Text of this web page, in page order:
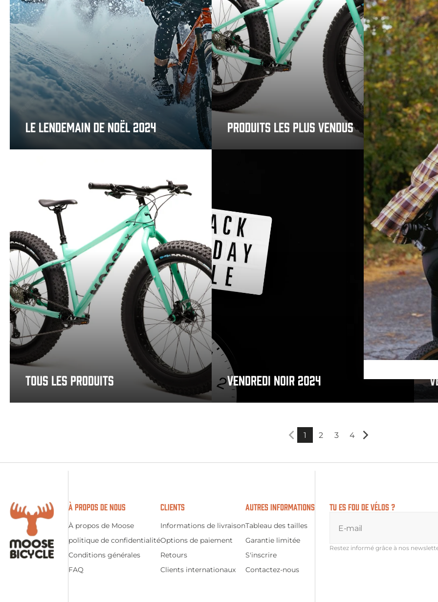
LE LENDEMAIN DE NOËL 2024 PRODUITS LES PLUS VENDUS
TOUS LES PRODUITS VENDREDI NOIR 2024
1 2 3 4
À PROPOS DE NOUS
À propos de Moose
politique de confidentialité
Conditions générales
FAQ
CLIENTS
Informations de livraison
Options de paiement
Retours
Clients internationaux
AUTRES INFORMATIONS
Tableau des tailles
Garantie limitée
S'inscrire
Contactez-nous
TU ES FOU DE VÉLOS ?
E-mail
Restez informé grâce à nos